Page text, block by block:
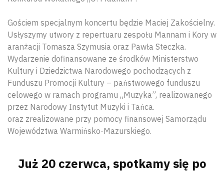
Gościem specjalnym koncertu będzie Maciej Zakościelny.
Usłyszymy utwory z repertuaru zespołu Mannam i Kory w
aranżacji Tomasza Szymusia oraz Pawła Steczka.
Wydarzenie dofinansowane ze środków Ministerstwo
Kultury i Dziedzictwa Narodowego pochodzących z
Funduszu Promocji Kultury – państwowego funduszu
celowego w ramach programu „Muzyka”, realizowanego
przez Narodowy Instytut Muzyki i Tańca.
oraz zrealizowane przy pomocy finansowej Samorządu
Województwa Warmińsko-Mazurskiego.
Już 20 czerwca, spotkamy się po